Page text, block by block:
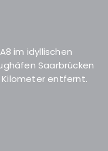
im idyllischen
Saarbrücken
Kilometer entfernt.